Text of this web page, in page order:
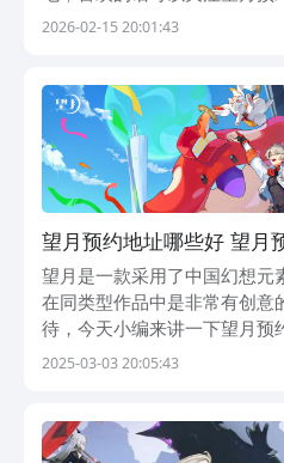
就能够享受一段属于自己的奇
#《《《《《游...
2026-02-15 20:01:43
望月预约地址哪些好 望月
望月是一款采用了中国幻想元
在同类型作品中是非常有创意
待，今天小编来讲一下望月预
中，玩家可以体验到一个充满
2025-03-03 20:05:43